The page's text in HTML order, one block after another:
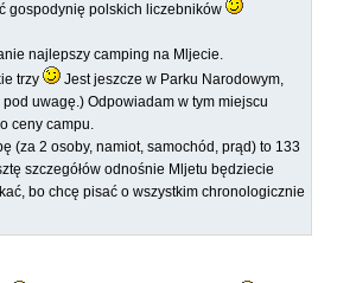
gospodynię polskich liczebników
najlepszy camping na Mljecie.
trzy
Jest jeszcze w Parku Narodowym,
uwagę.) Odpowiadam w tym miejscu
ceny campu.
(za 2 osoby, namiot, samochód, prąd) to 133
szczegółów odnośnie Mljetu będziecie
bo chcę pisać o wszystkim chronologicznie